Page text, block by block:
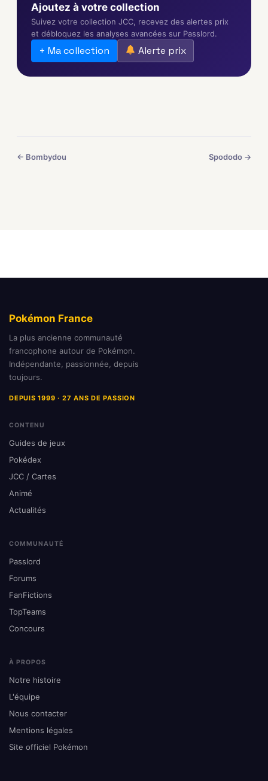
Ajoutez à votre collection
Suivez votre collection JCC, recevez des alertes prix
et débloquez les analyses avancées sur Passlord.
+ Ma collection Alerte prix
← Bombydou Spododo →
Pokémon France
La plus ancienne communauté
francophone autour de Pokémon.
Indépendante, passionnée, depuis
toujours.
DEPUIS 1999 · 27 ANS DE PASSION
CONTENU
Guides de jeux
Pokédex
JCC / Cartes
Animé
Actualités
COMMUNAUTÉ
Passlord
Forums
FanFictions
TopTeams
Concours
À PROPOS
Notre histoire
L'équipe
Nous contacter
Mentions légales
Site officiel Pokémon